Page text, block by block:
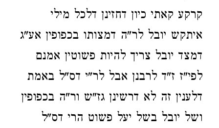
קרקע קאתי כיון דחזינן דלכל מילי
איתקש יובל לר"ה דמצותו בכפופין אע"ג
דמצד יובל צריך להיות פשוטין אמנם
לפי"ז ז"ד לרבנן אבל לר"י דס"ל באמת
דלענין זה לא דרשינן גז"ש ור"ה בכפופין
ושל יובל בשל יעל פשוט הרי דס"ל